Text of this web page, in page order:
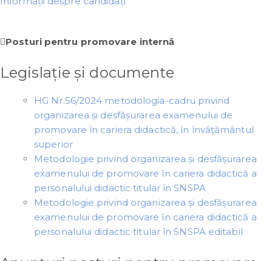
Posturi pentru promovare internă
Legislație și documente
HG Nr.56/2024 metodologia-cadru privind
organizarea și desfășurarea examenului de
promovare în cariera didactică, în învățământul
superior
Metodologie privind organizarea și desfășurarea
examenului de promovare în cariera didactică a
personalului didactic titular în SNSPA
Metodologie privind organizarea și desfășurarea
examenului de promovare în cariera didactică a
personalului didactic titular în SNSPA editabil